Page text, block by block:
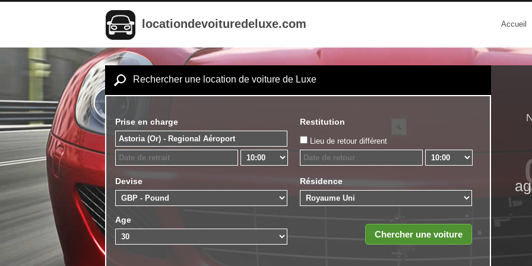
locationdevoituredeluxe.com Accueil
Rechercher une location de voiture de Luxe
Prise en charge Restitution
Lieu de retour différent
Devise Résidence
Age